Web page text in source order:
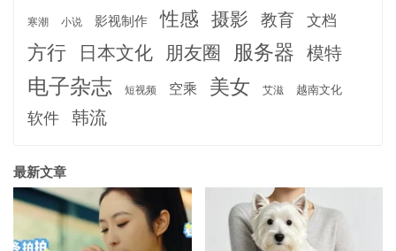
寒潮 小说 影视制作 性感 摄影 教育 文档
方行 日本文化 朋友圈 服务器 模特
电子杂志 短视频 空乘 美女 艾滋 越南文化
软件 韩流
最新文章